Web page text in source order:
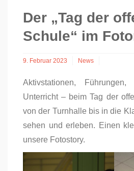
Der „Tag der
Schule“ im
9. Februar 2023 News
Aktivstationen,
Unterricht – beim Tag der
von der Turnhalle bis in die
sehen und erleben. Einen
unsere Fotostory.